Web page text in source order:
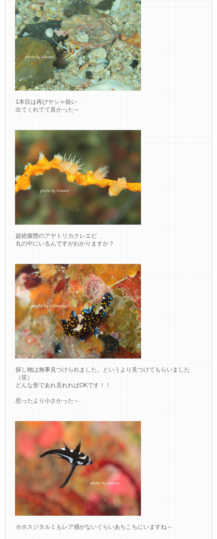
1本目は再びヤシャ狙い
出てくれてて良かった～
超絶擬態のアヤトリカクレエビ
丸の中にいるんですがわかりますか？
探し物は無事見つけられました。というより見つけてもらいました
（笑）
どんな形であれ見れればOKです！！
思ったより小さかった～
ホホスジタルミもレア感がないぐらいあちこちにいますね～